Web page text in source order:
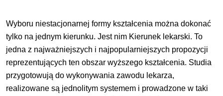
Wyboru niestacjonarnej formy kształcenia można dokonać
tylko na jednym kierunku. Jest nim Kierunek lekarski. To
jedna z najważniejszych i najpopularniejszych propozycji
reprezentujących ten obszar wyższego kształcenia. Studia
przygotowują do wykonywania zawodu lekarza,
realizowane są jednolitym systemem i prowadzone w taki